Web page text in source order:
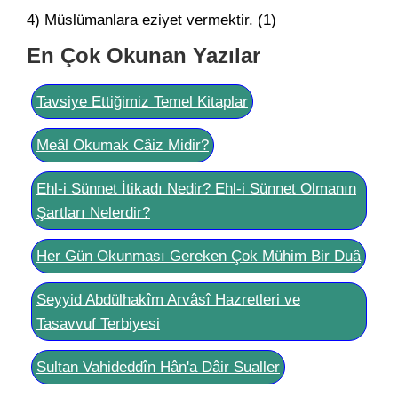
4) Müslümanlara eziyet vermektir. (1)
En Çok Okunan Yazılar
Tavsiye Ettiğimiz Temel Kitaplar
Meâl Okumak Câiz Midir?
Ehl-i Sünnet İtikadı Nedir? Ehl-i Sünnet Olmanın
Şartları Nelerdir?
Her Gün Okunması Gereken Çok Mühim Bir Duâ
Seyyid Abdülhakîm Arvâsî Hazretleri ve
Tasavvuf Terbiyesi
Sultan Vahideddîn Hân'a Dâir Sualler